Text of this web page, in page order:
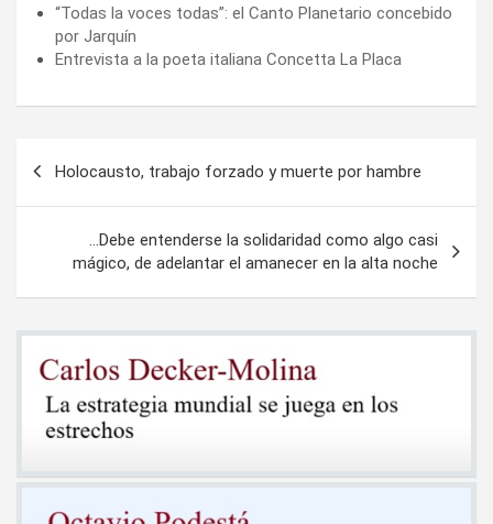
“Todas la voces todas”: el Canto Planetario concebido
por Jarquín
Entrevista a la poeta italiana Concetta La Placa
entradas
Holocausto, trabajo forzado y muerte por hambre
…Debe entenderse la solidaridad como algo casi
mágico, de adelantar el amanecer en la alta noche